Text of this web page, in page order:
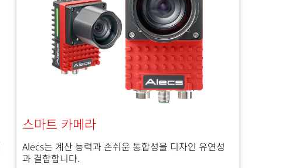
스마트 카메라
Alecs는 계산 능력과 손쉬운 통합성을 디자인 유연성
과 결합합니다.